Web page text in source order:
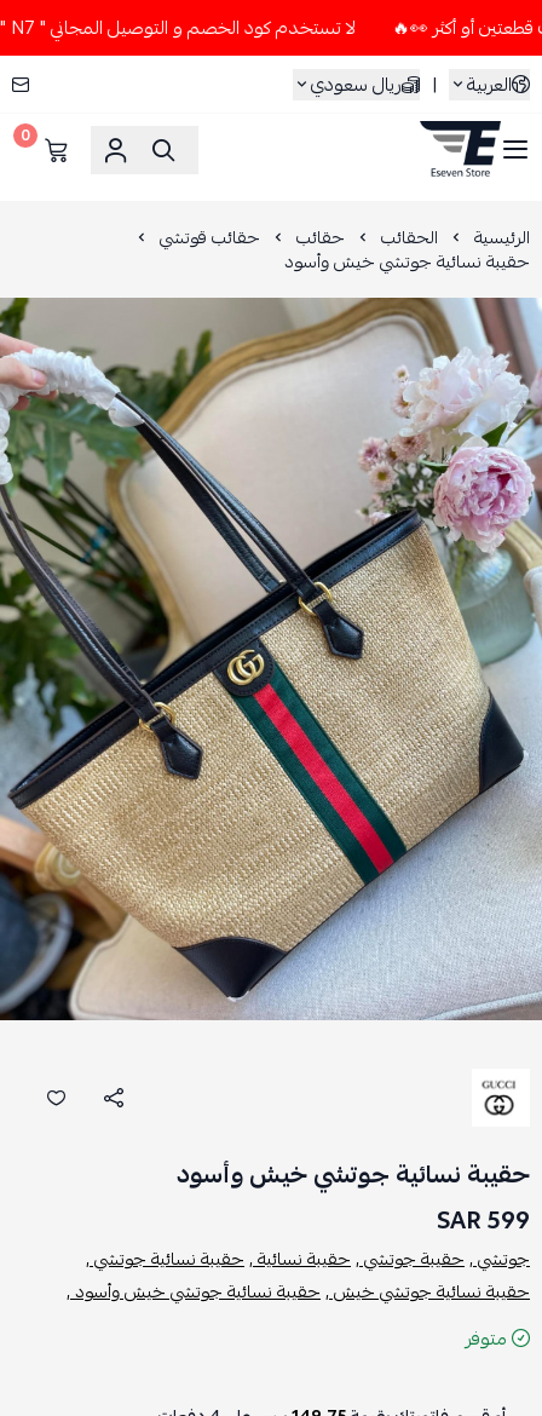
لا تستخدم كود الخصم و التوصيل المجاني " N7 " إلا إذا طلبت قطعتين أو أكثر 👀🔥
العربية
| ريال سعودي
ESEVEN STORE
0
الرئيسية الحقائب حقائب حقائب قوتشي
حقيبة نسائية جوتشي خيش وأسود
حقيبة نسائية جوتشي خيش وأسود
599 SAR
جوتشي ,حقيبة جوتشي ,حقيبة نسائية ,حقيبة نسائية جوتشي ,
حقيبة نسائية جوتشي خيش ,حقيبة نسائية جوتشي خيش وأسود ,
متوفر